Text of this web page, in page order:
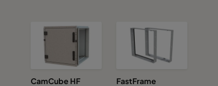
CamCube HF FastFrame